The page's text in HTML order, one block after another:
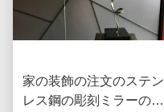
家の装飾の注文のステン
レス鋼の彫刻ミラーの磨